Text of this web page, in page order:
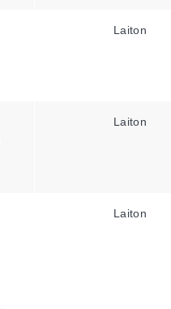
Laiton
Laiton
Laiton